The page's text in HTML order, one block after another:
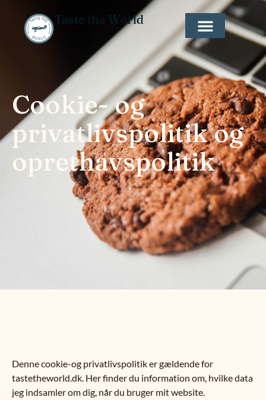
Taste the World
Cookie- og
privatlivspolitik og
oprethavspolitik
Denne cookie-og privatlivspolitik er gældende for
tastetheworld.dk. Her finder du information om, hvilke data
jeg indsamler om dig, når du bruger mit website.